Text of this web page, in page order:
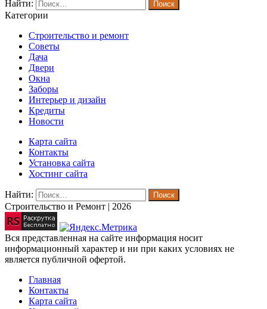
Найти:
Категории
Строительство и ремонт
Советы
Дача
Двери
Окна
Заборы
Интерьер и дизайн
Кредиты
Новости
Карта сайта
Контакты
Установка сайта
Хостинг сайта
Найти:
Строительство и Ремонт | 2026
Вся представленная на сайте информация носит
информационный характер и ни при каких условиях не
является публичной офертой.
Главная
Контакты
Карта сайта